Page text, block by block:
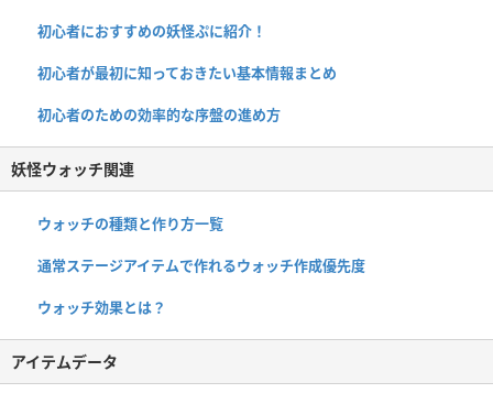
初心者におすすめの妖怪ぷに紹介！
初心者が最初に知っておきたい基本情報まとめ
初心者のための効率的な序盤の進め方
妖怪ウォッチ関連
ウォッチの種類と作り方一覧
通常ステージアイテムで作れるウォッチ作成優先度
ウォッチ効果とは？
アイテムデータ